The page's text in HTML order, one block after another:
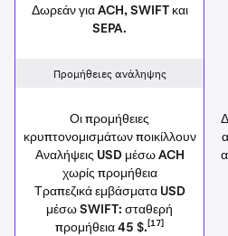
Δωρεάν για ACH, SWIFT και
SEPA.
Προμήθειες ανάληψης
Οι προμήθειες
κρυπτονομισμάτων ποικίλλουν
Αναλήψεις USD μέσω ACH
χωρίς προμήθεια
Τραπεζικά εμβάσματα USD
μέσω SWIFT: σταθερή
προμήθεια 45 $.[17]